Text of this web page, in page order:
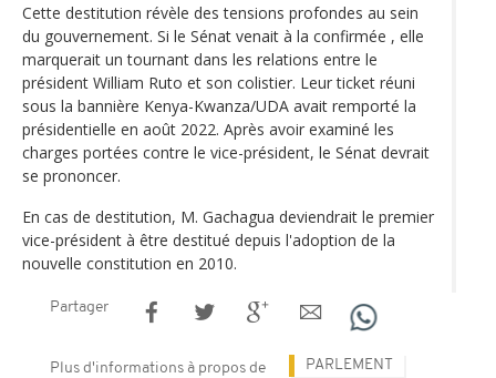
Cette destitution révèle des tensions profondes au sein
du gouvernement. Si le Sénat venait à la confirmée , elle
marquerait un tournant dans les relations entre le
président William Ruto et son colistier. Leur ticket réuni
sous la bannière Kenya-Kwanza/UDA avait remporté la
présidentielle en août 2022. Après avoir examiné les
charges portées contre le vice-président, le Sénat devrait
se prononcer.
En cas de destitution, M. Gachagua deviendrait le premier
vice-président à être destitué depuis l'adoption de la
nouvelle constitution en 2010.
Partager
Plus d'informations à propos de PARLEMENT